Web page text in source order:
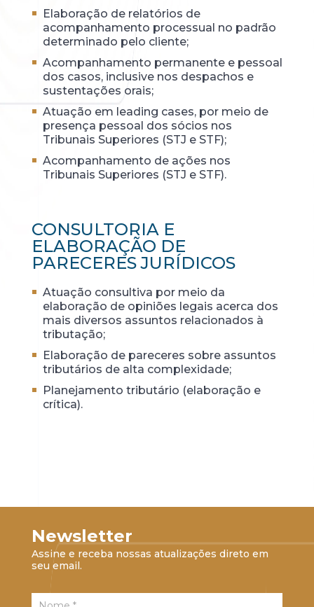
Elaboração de relatórios de
acompanhamento processual no padrão
determinado pelo cliente;
Acompanhamento permanente e pessoal
dos casos, inclusive nos despachos e
sustentações orais;
Atuação em leading cases, por meio de
presença pessoal dos sócios nos
Tribunais Superiores (STJ e STF);
Acompanhamento de ações nos
Tribunais Superiores (STJ e STF).
CONSULTORIA E
ELABORAÇÃO DE
PARECERES JURÍDICOS
Atuação consultiva por meio da
elaboração de opiniões legais acerca dos
mais diversos assuntos relacionados à
tributação;
Elaboração de pareceres sobre assuntos
tributários de alta complexidade;
Planejamento tributário (elaboração e
crítica).
Newsletter
Assine e receba nossas atualizações direto em
seu email.